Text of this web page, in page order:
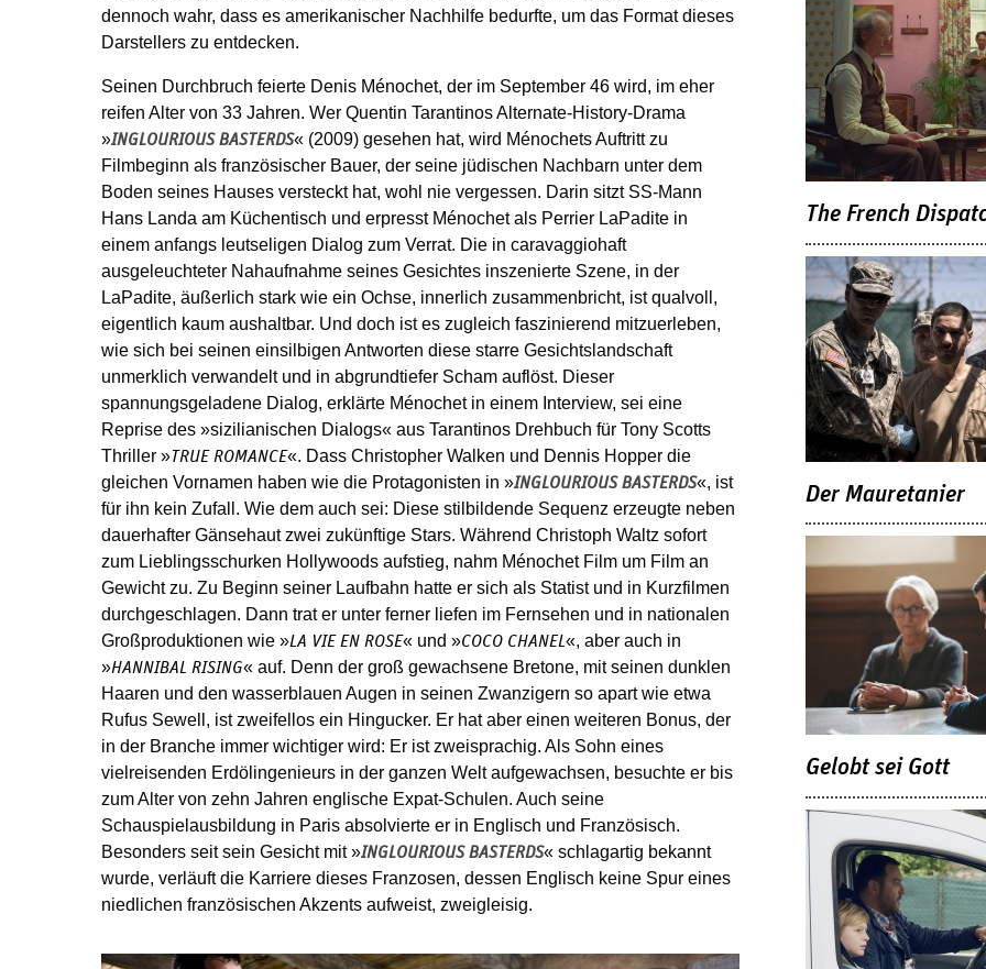
dennoch wahr, dass es amerikanischer Nachhilfe bedurfte, um das Format dieses
Darstellers zu entdecken.
Seinen Durchbruch feierte Denis Ménochet, der im September 46 wird, im eher
reifen Alter von 33 Jahren. Wer Quentin Tarantinos Alternate-History-Drama
»INGLOURIOUS BASTERDS« (2009) gesehen hat, wird Ménochets Auftritt zu
Filmbeginn als französischer Bauer, der seine jüdischen Nachbarn unter dem
Boden seines Hauses versteckt hat, wohl nie vergessen. Darin sitzt SS-Mann
Hans Landa am Küchentisch und erpresst Ménochet als Perrier LaPadite in
einem anfangs leutseligen Dialog zum Verrat. Die in caravaggiohaft
ausgeleuchteter Nahaufnahme seines Gesichtes inszenierte Szene, in der
LaPadite, äußerlich stark wie ein Ochse, innerlich zusammenbricht, ist qualvoll,
eigentlich kaum aushaltbar. Und doch ist es zugleich faszinierend mitzuerleben,
wie sich bei seinen einsilbigen Antworten diese starre Gesichtslandschaft
unmerklich verwandelt und in abgrundtiefer Scham auflöst. Dieser
spannungsgeladene Dialog, erklärte Ménochet in einem Interview, sei eine
Reprise des »sizilianischen Dialogs« aus Tarantinos Drehbuch für Tony Scotts
Thriller »TRUE ROMANCE«. Dass Christopher Walken und Dennis Hopper die
gleichen Vornamen haben wie die Protagonisten in »INGLOURIOUS BASTERDS«, ist
für ihn kein Zufall. Wie dem auch sei: Diese stilbildende Sequenz erzeugte neben
dauerhafter Gänsehaut zwei zukünftige Stars. Während Christoph Waltz sofort
zum Lieblingsschurken Hollywoods aufstieg, nahm Ménochet Film um Film an
Gewicht zu. Zu Beginn seiner Laufbahn hatte er sich als Statist und in Kurzfilmen
durchgeschlagen. Dann trat er unter ferner liefen im Fernsehen und in nationalen
Großproduktionen wie »LA VIE EN ROSE« und »COCO CHANEL«, aber auch in
»HANNIBAL RISING« auf. Denn der groß gewachsene Bretone, mit seinen dunklen
Haaren und den wasserblauen Augen in seinen Zwanzigern so apart wie etwa
Rufus Sewell, ist zweifellos ein Hingucker. Er hat aber einen weiteren Bonus, der
in der Branche immer wichtiger wird: Er ist zweisprachig. Als Sohn eines
vielreisenden Erdölingenieurs in der ganzen Welt aufgewachsen, besuchte er bis
zum Alter von zehn Jahren englische Expat-Schulen. Auch seine
Schauspielausbildung in Paris absolvierte er in Englisch und Französisch.
Besonders seit sein Gesicht mit »INGLOURIOUS BASTERDS« schlagartig bekannt
wurde, verläuft die Karriere dieses Franzosen, dessen Englisch keine Spur eines
niedlichen französischen Akzents aufweist, zweigleisig.
The French
Der Mauretanier
Gelobt sei Gott